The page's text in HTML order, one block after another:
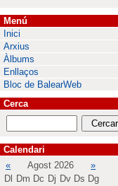
Menú
Inici
Arxius
Àlbums
Enllaços
Bloc de BalearWeb
Cerca
Calendari
«
Agost 2026
»
Dl
Dm Dc Dj Dv Ds Dg